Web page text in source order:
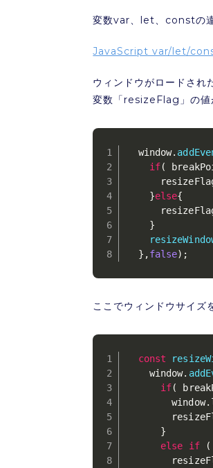
変数var、let、constの違
JavaScript var/let/
ウィンドウがロードさ
変数「resizeFlag」の値
  window
.
if(
}else{
}
} ,false) ;
ここでウィンドウサイ
const
    window
.
if(
        window
.
}
else
if (